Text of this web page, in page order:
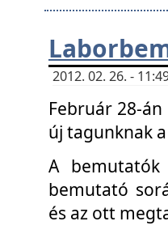
2012. 02. 26. -
Február 28-
új tagunknak
A
bemutató
és az ott